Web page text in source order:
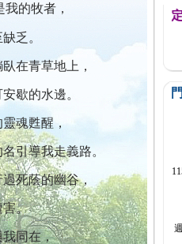
的牧者，
乏。
在青草地上，
歇的水邊。
魂甦醒，
引導我走義路。
死蔭的幽谷，
害。
我同在，
出1700位乳癌患者,提醒您定期